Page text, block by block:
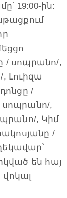
19:00-ին:
/ սոպրանո/,
Լուիզա
/
,
, Կիմ
/
են հայ